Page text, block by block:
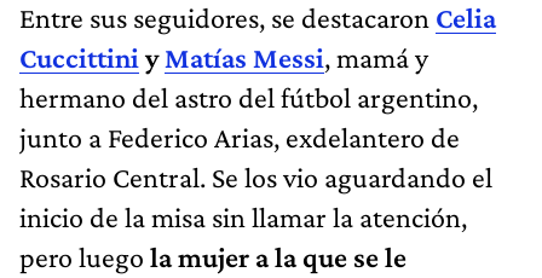
Entre sus seguidores, se destacaron Celia
CuccittiniyMatías Messi, mamá y
hermano del astro del fútbol argentino,
junto a Federico Arias, exdelantero de
Rosario Central. Se los vio aguardando el
inicio de la misa sin llamar la atención,
pero luego la mujer a la que se le